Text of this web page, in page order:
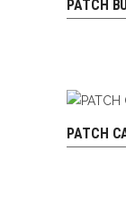
PATCH
PATCH